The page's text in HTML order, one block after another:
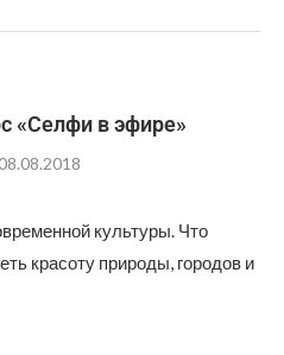
«Селфи в эфире»
культуры. Что
красоту природы, городов и